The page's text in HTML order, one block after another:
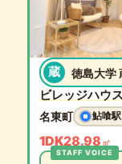
蔵 徳島大学
ビレッジハウ
名東町 鮎喰
1DK28.98 ㎡